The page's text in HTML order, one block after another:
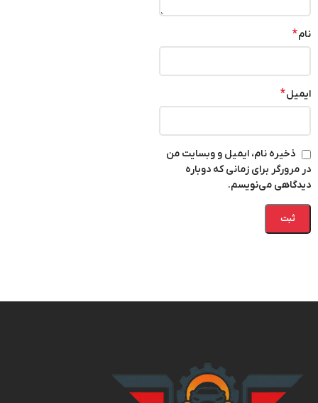
نام*
ایمیل*
ذخیره نام، ایمیل و وبسایت من
در مرورگر برای زمانی که دوباره
دیدگاهی می‌نویسم.